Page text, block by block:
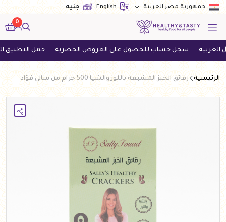
جمهورية مصر العربية English جنيه
0
سجل حساب للحصول على العروض الحصرية حمل التطبيق الآن
الرئيسية رقائق الخبز المشبعة باللوز والشيا 500 جرام من سالي فؤاد